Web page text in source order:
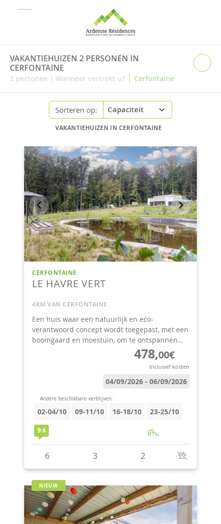
VAKANTIEHUIZEN 2 PERSONEN IN
CERFONTAINE
2 personen | Wanneer vertrekt u? | Cerfontaine
Sorteren op:
VAKANTIEHUIZEN IN CERFONTAINE